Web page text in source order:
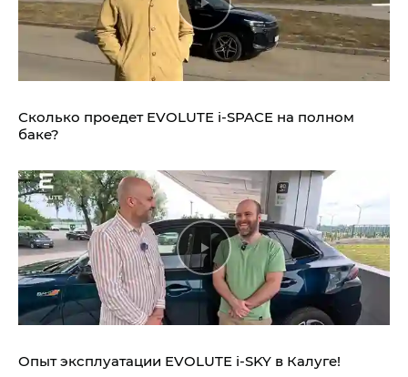
Сколько проедет EVOLUTE i‑SPACE на полном
баке?
Опыт эксплуатации EVOLUTE i‑SKY в Калуге!